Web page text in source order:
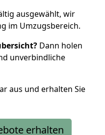
ausgewählt, wir
im Umzugsbereich.
Dann holen
unverbindliche
aus und erhalten Sie
erhalten